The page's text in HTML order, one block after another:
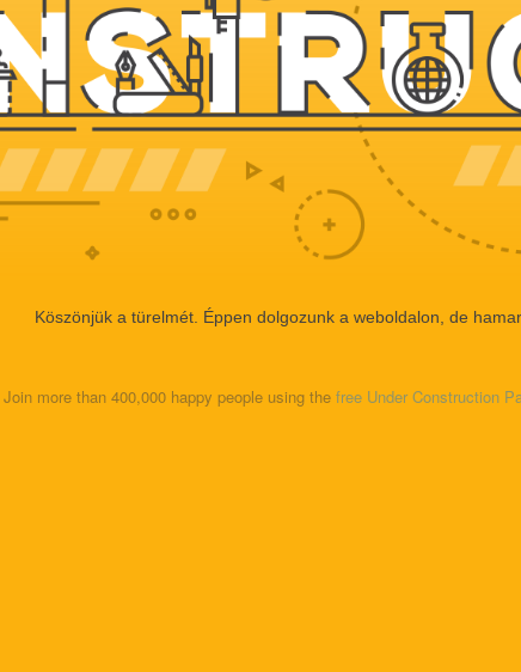
Köszönjük a türelmét. Éppen dolgozunk a weboldalon, de
Join more than 400,000 happy people using the free Under Construction